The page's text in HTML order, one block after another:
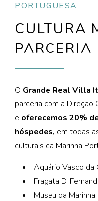
PORTUGUESA
CULTURA
PARCERIA
O Grande Real Villa
parceria com a Direção
e oferecemos 20%
hóspedes, em todas
culturais da Marinha
Aquário Vasco da
Fragata D.
Museu da Marinha